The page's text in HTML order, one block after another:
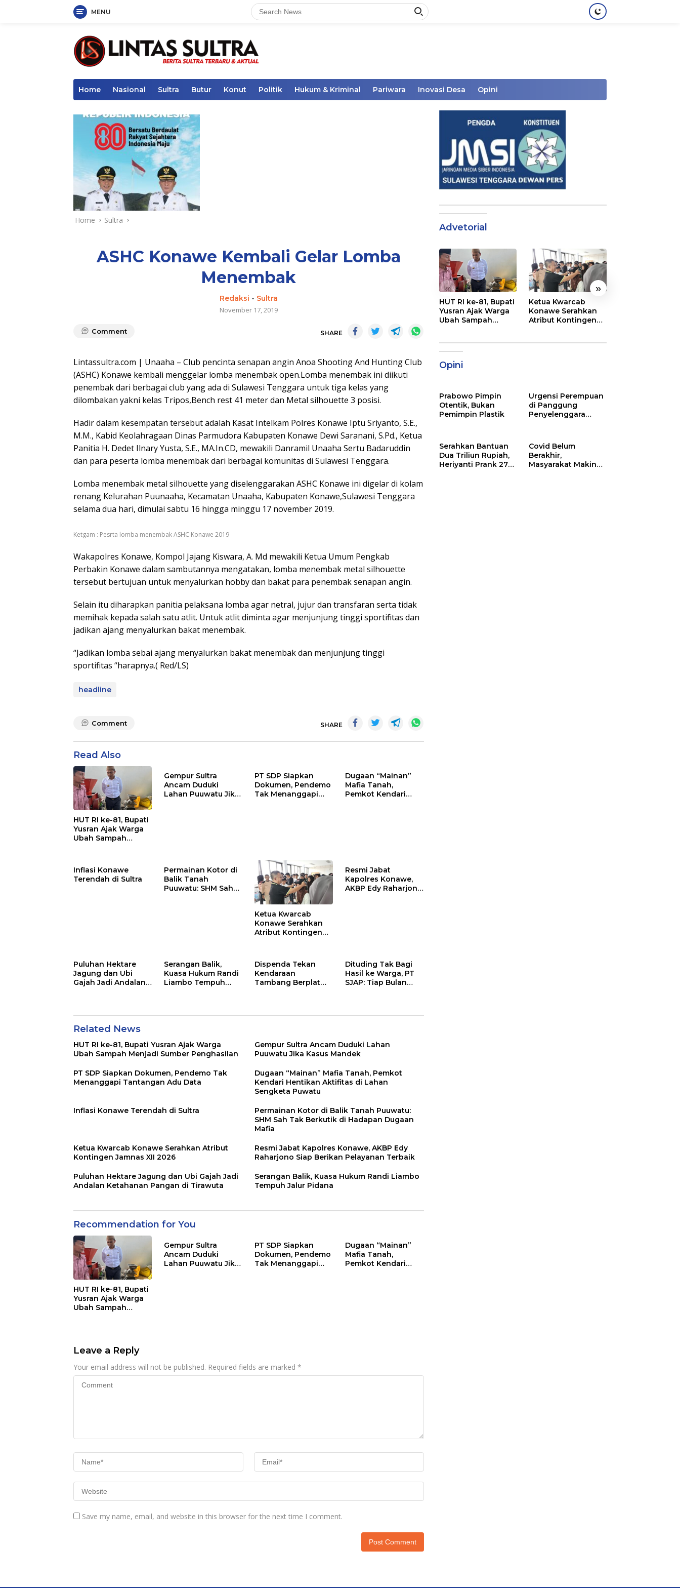
MENU
Home Nasional Sultra Butur Konut Politik Hukum & Kriminal Pariwara Inovasi Desa Opini
Home Sultra
ASHC Konawe Kembali Gelar Lomba
Menembak
Redaksi - Sultra
November 17, 2019
Comment SHARE
Lintassultra.com | Unaaha – Club pencinta senapan angin Anoa Shooting And Hunting Club
(ASHC) Konawe kembali menggelar lomba menembak open.Lomba menembak ini diikuti
penembak dari berbagai club yang ada di Sulawesi Tenggara untuk tiga kelas yang
dilombakan yakni kelas Tripos,Bench rest 41 meter dan Metal silhouette 3 posisi.
Hadir dalam kesempatan tersebut adalah Kasat Intelkam Polres Konawe Iptu Sriyanto, S.E.,
M.M., Kabid Keolahragaan Dinas Parmudora Kabupaten Konawe Dewi Saranani, S.Pd., Ketua
Panitia H. Dedet Ilnary Yusta, S.E., MA.In.CD, mewakili Danramil Unaaha Sertu Badaruddin
dan para peserta lomba menembak dari berbagai komunitas di Sulawesi Tenggara.
Lomba menembak metal silhouette yang diselenggarakan ASHC Konawe ini digelar di kolam
renang Kelurahan Puunaaha, Kecamatan Unaaha, Kabupaten Konawe,Sulawesi Tenggara
selama dua hari, dimulai sabtu 16 hingga minggu 17 november 2019.
Ketgam : Pesrta lomba menembak ASHC Konawe 2019
Wakapolres Konawe, Kompol Jajang Kiswara, A. Md mewakili Ketua Umum Pengkab
Perbakin Konawe dalam sambutannya mengatakan, lomba menembak metal silhouette
tersebut bertujuan untuk menyalurkan hobby dan bakat para penembak senapan angin.
Selain itu diharapkan panitia pelaksana lomba agar netral, jujur dan transfaran serta tidak
memihak kepada salah satu atlit. Untuk atlit diminta agar menjunjung tinggi sportifitas dan
jadikan ajang menyalurkan bakat menembak.
“Jadikan lomba sebai ajang menyalurkan bakat menembak dan menjunjung tinggi
sportifitas “harapnya.( Red/LS)
headline
Comment SHARE
Read Also
HUT RI ke-81, Bupati
Yusran Ajak Warga
Ubah Sampah
Gempur Sultra
Ancam Duduki
Lahan Puuwatu Jika
PT SDP Siapkan
Dokumen, Pendemo
Tak Menanggapi
Dugaan “Mainan”
Mafia Tanah,
Pemkot Kendari
Inflasi Konawe
Terendah di Sultra
Permainan Kotor di
Balik Tanah
Puuwatu: SHM Sah
Ketua Kwarcab
Konawe Serahkan
Atribut Kontingen
Resmi Jabat
Kapolres Konawe,
AKBP Edy Raharjono
Puluhan Hektare
Jagung dan Ubi
Gajah Jadi Andalan
Serangan Balik,
Kuasa Hukum Randi
Liambo Tempuh
Dispenda Tekan
Kendaraan
Tambang Berplat
Dituding Tak Bagi
Hasil ke Warga, PT
SJAP: Tiap Bulan
Related News
HUT RI ke-81, Bupati Yusran Ajak Warga
Ubah Sampah Menjadi Sumber Penghasilan
Gempur Sultra Ancam Duduki Lahan
Puuwatu Jika Kasus Mandek
PT SDP Siapkan Dokumen, Pendemo Tak
Menanggapi Tantangan Adu Data
Dugaan “Mainan” Mafia Tanah, Pemkot
Kendari Hentikan Aktifitas di Lahan
Sengketa Puwatu
Inflasi Konawe Terendah di Sultra
Permainan Kotor di Balik Tanah Puuwatu:
SHM Sah Tak Berkutik di Hadapan Dugaan
Mafia
Ketua Kwarcab Konawe Serahkan Atribut
Kontingen Jamnas XII 2026
Resmi Jabat Kapolres Konawe, AKBP Edy
Raharjono Siap Berikan Pelayanan Terbaik
Puluhan Hektare Jagung dan Ubi Gajah Jadi
Andalan Ketahanan Pangan di Tirawuta
Serangan Balik, Kuasa Hukum Randi Liambo
Tempuh Jalur Pidana
Recommendation for You
HUT RI ke-81, Bupati
Yusran Ajak Warga
Ubah Sampah
Gempur Sultra
Ancam Duduki
Lahan Puuwatu Jika
PT SDP Siapkan
Dokumen, Pendemo
Tak Menanggapi
Dugaan “Mainan”
Mafia Tanah,
Pemkot Kendari
Leave a Reply
Your email address will not be published. Required fields are marked *
Save my name, email, and website in this browser for the next time I comment.
Advetorial
« »
HUT RI ke-81, Bupati
Yusran Ajak Warga
Ubah Sampah
Ketua Kwarcab
Konawe Serahkan
Atribut Kontingen
Opini
Prabowo Pimpin
Otentik, Bukan
Pemimpin Plastik
Urgensi Perempuan
di Panggung
Penyelenggara
Serahkan Bantuan
Dua Triliun Rupiah,
Heriyanti Prank 270
Covid Belum
Berakhir,
Masyarakat Makin